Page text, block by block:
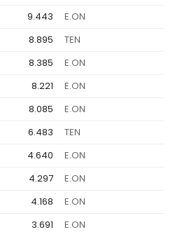
9.443 E.ON
8.895 TEN
8.385 E.ON
8.221 E.ON
8.085 E.ON
6.483 TEN
4.640 E.ON
4.297 E.ON
4.168 E.ON
3.691 E.ON